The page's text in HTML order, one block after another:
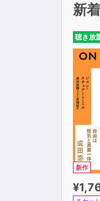
新
聴き放
新作